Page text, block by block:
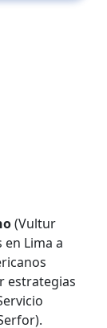
(Vultur
Lima a
estrategias